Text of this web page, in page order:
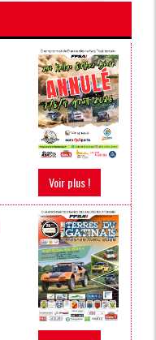
Voir plus !